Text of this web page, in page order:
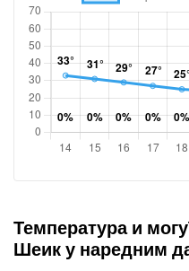
Температура и
Шеик у наредним